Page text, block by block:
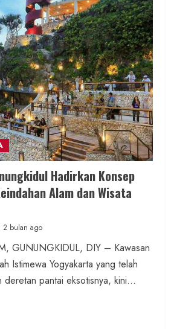
Polres
Sertijab Pejabat
Kapolsek
15 jam ago
Masuk Kerja RSUD
Wartawan
1 hari ago
Hadirkan Konsep
Alam dan Wisata
2 bulan ago
GUNUNGKIDUL, DIY – Kawasan
Istimewa Yogyakarta yang telah
deretan pantai eksotisnya, kini...